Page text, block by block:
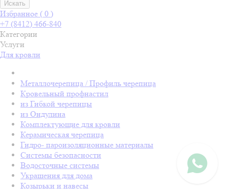
Искать
Избранное ( 0 )
+7 (8412) 466-840
Категории
Услуги
Для кровли
Металлочерепица / Профиль черепица
Кровельный профнастил
из Гибкой черепицы
из Ондулина
Комплектующие для кровли
Керамическая черепица
Гидро- пароизоляционные материалы
Системы безопасности
Водосточные системы
Украшения для дома
Козырьки и навесы